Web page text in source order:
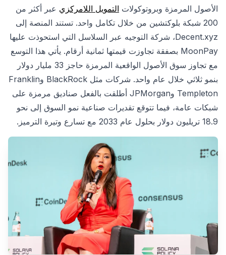
الأصول المرمزة وبروتوكولات التمويل اللامركزي عبر أكثر من
200 شبكة بلوكتشين من خلال تكامل واحد. تستند المنصة إلى
Decent.xyz، شركة التوجيه عبر السلاسل التي استحوذت عليها
MoonPay بصفقة تجاوزت قيمتها ثمانية أرقام. يأتي هذا التوسع
مع تجاوز سوق الأصول الواقعية المرمزة حاجز 33 مليار دولار
بنمو ثلاثي خلال عام واحد. شركات مثل BlackRock وFranklin
Templeton وJPMorgan أطلقت بالفعل صناديق مرمزة على
شبكات عامة، فيما تتوقع تقديرات صناعية نمو السوق إلى نحو
18.9 تريليون دولار بحلول عام 2033 مع تسارع وتيرة الترميز.